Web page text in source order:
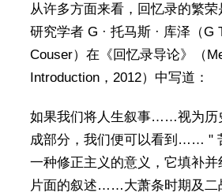
从许多方面来看，回忆录的繁
研究学者 G · 托马斯 · 库泽（G
Couser）在《回忆录导论》（
Introduction，2012）中写道：
如果我们将人生叙事……视为历
成部分，我们便可以看到…… "
一种修正主义的意义，它填补
片面的叙述……大萧条时期及二